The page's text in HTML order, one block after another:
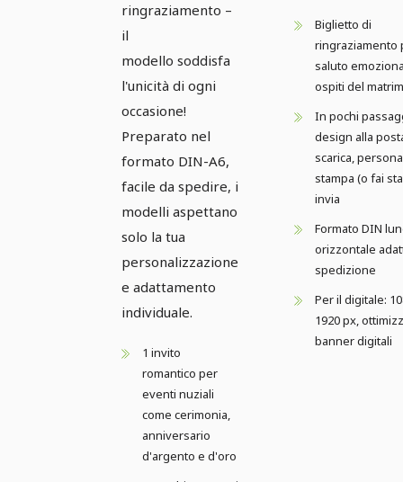
ringraziamento –
il
modello soddisfa
l'unicità di ogni
occasione!
Preparato nel
formato DIN-A6,
facile da spedire, i
modelli aspettano
solo la tua
personalizzazione
e adattamento
individuale.
1 invito
romantico per
eventi nuziali
come cerimonia,
anniversario
d'argento e d'oro
Biglietto di
ringraziamento
saluto
ospiti del
In pochi
design alla
scarica,
stampa (o fai
invia
Formato DIN
orizzontale
spedizione
Per il digitale:
1920 px,
banner digitali